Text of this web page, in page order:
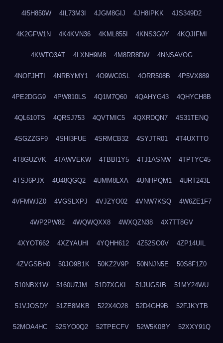
4I5H850W 4IL73M3I 4JGM8GIJ 4JH8IPKK 4JS349D2
4K2GFW1N 4K4KVN36 4KML855I 4KNS3G0Y 4KQJIFMI
4KWTO3AT 4LXNH9M8 4M8RR8DW 4NNSAVOG
4NOFJHTI 4NRBYMY1 4O9WC0SL 4ORR508B 4P5VX889
4PE2DGG9 4PW810LS 4Q1M7Q60 4QAHYG43 4QHYCH8B
4QL610TS 4QRSJ753 4QVTMIC5 4QXRDQN7 4S31TENQ
4SGZZGF9 4SHI3FUE 4SRMCB32 4SYJTR01 4T4UXTTO
4T8GUZVK 4TAWVEKW 4TBBI1Y5 4TJ1ASNW 4TPTYC45
4TSJ6PJX 4U48QGQ2 4UMM8LXA 4UNHPQM1 4URT243L
4VFMWJZ0 4VGSLXPJ 4VJZYO02 4VNW7KSQ 4W6ZE1F7
4WP2PW82 4WQWQXX8 4WXQZN38 4X7TT8GV
4XYOT662 4XZYAUHI 4YQHH612 4Z52SO0V 4ZP14UIL
4ZVGSBH0 50JO9B1K 50KZ2V9P 50NNJN5E 50S8F1Z0
510NBX1W 5160U7JM 51D7XGKL 51JUGSIB 51MY24WU
51VJOSDY 51ZE8MKB 522X4O28 52D4GH9B 52FJKYTB
52MOA4HC 52SYO0Q2 52TPECFV 52W5K0BY 52XXY91Q